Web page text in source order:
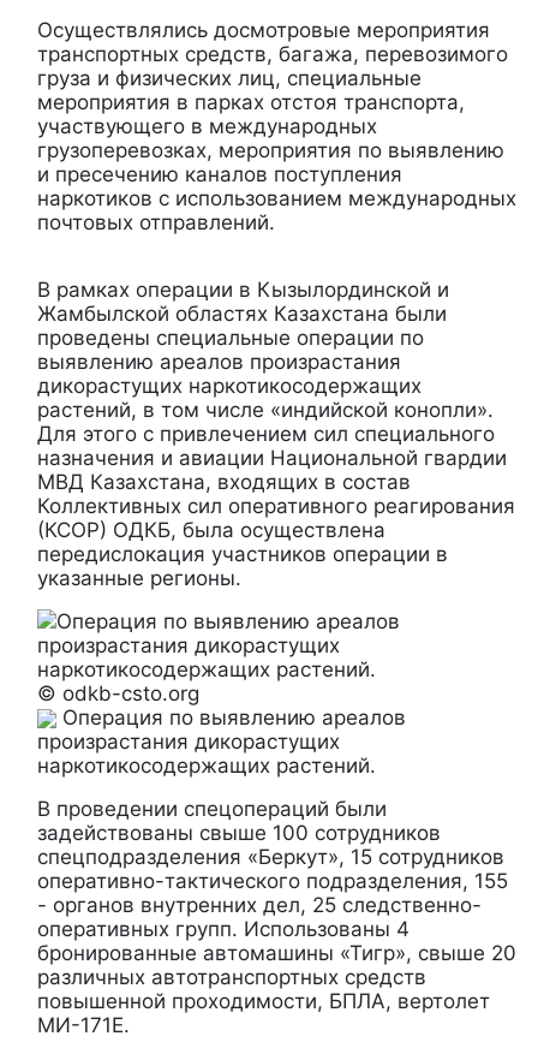
Осуществлялись досмотровые мероприятия
транспортных средств, багажа, перевозимого
груза и физических лиц, специальные
мероприятия в парках отстоя транспорта,
участвующего в международных
грузоперевозках, мероприятия по выявлению
и пресечению каналов поступления
наркотиков с использованием международных
почтовых отправлений.
В рамках операции в Кызылординской и
Жамбылской областях Казахстана были
проведены специальные операции по
выявлению ареалов произрастания
дикорастущих наркотикосодержащих
растений, в том числе «индийской конопли».
Для этого с привлечением сил специального
назначения и авиации Национальной гвардии
МВД Казахстана, входящих в состав
Коллективных сил оперативного реагирования
(КСОР) ОДКБ, была осуществлена
передислокация участников операции в
указанные регионы.
© odkb-csto.org
Операция по выявлению ареалов
произрастания дикорастущих
наркотикосодержащих растений.
В проведении спецопераций были
задействованы свыше 100 сотрудников
спецподразделения «Беркут», 15 сотрудников
оперативно-тактического подразделения, 155
- органов внутренних дел, 25 следственно-
оперативных групп. Использованы 4
бронированные автомашины «Тигр», свыше 20
различных автотранспортных средств
повышенной проходимости, БПЛА, вертолет
МИ-171Е.